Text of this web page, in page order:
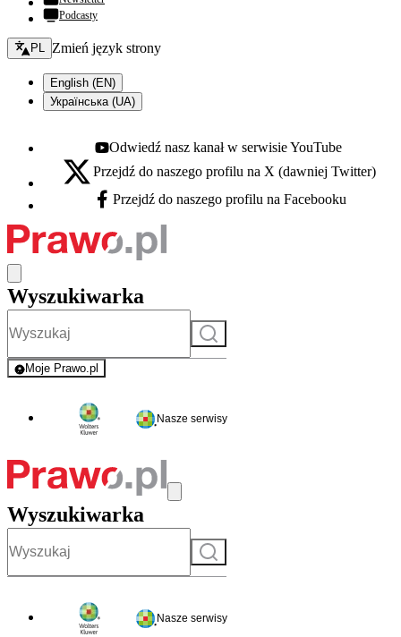
Podcasty
Zmień język - bieżący:
PL Zmień język strony
English (EN)
Українська (UA)
Youtube - otwiera się w nowej karcie
Odwiedź nasz kanał w serwisie YouTube
X - otwiera się w nowej karcie
Przejdź do naszego profilu na X (dawniej Twitter)
Facebook - otwiera się w nowej karcie
Przejdź do naszego profilu na Facebooku
Wyszukiwarka
Szukaj
Moje Prawo.pl
- rejestracja i logowanie do serwisu
Nasze serwisy
Wyszukiwarka
Szukaj
Nasze serwisy